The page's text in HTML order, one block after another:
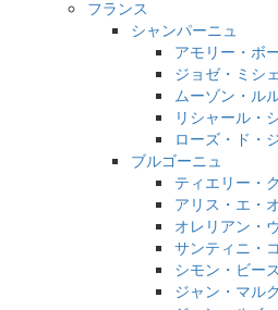
フランス
シャンパーニュ
アモリー・ボ
ジョゼ・ミシ
ムーゾン・ル
リシャール・
ローズ・ド・
ブルゴーニュ
ティエリー・
アリス・エ・
オレリアン・
サンティニ・
シモン・ビー
ジャン・マル